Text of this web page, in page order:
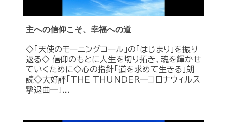
主への信仰こそ、幸福への道
◇「天使のモーニングコール」の「はじまり」を振り
返る◇ 信仰のもとに人生を切り拓き、魂を輝かせ
ていくために◇心の指針「道を求めて生きる」朗
読◇大好評「THE THUNDER―コロナウィルス
撃退曲―」...